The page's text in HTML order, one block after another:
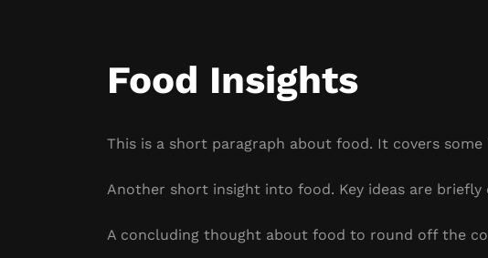
Food Insights
This is a short paragraph about food. It covers
Another short insight into food. Key ideas are briefly
A concluding thought about food to round off the